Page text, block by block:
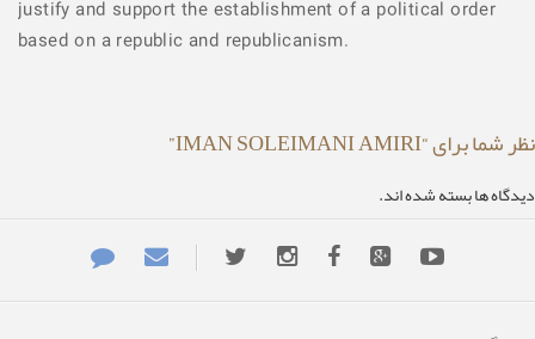
justify and support the establishment of a political order
based on a republic and republicanism.
نظر شما برای “IMAN SOLEIMANI AMIRI”
دیدگاه ها بسته شده اند.